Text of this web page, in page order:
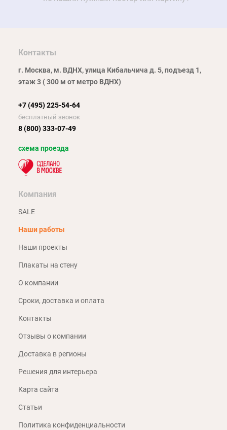
Контакты
г. Москва, м. ВДНХ, улица Кибальчича д. 5, подъезд 1,
этаж 3 ( 300 м от метро ВДНХ)
+7 (495) 225-54-64
бесплатный звонок
8 (800) 333-07-49
схема проезда
Компания
SALE
Наши работы
Наши проекты
Плакаты на стену
О компании
Сроки, доставка и оплата
Контакты
Отзывы о компании
Доставка в регионы
Решения для интерьера
Карта сайта
Статьи
Политика конфиденциальности